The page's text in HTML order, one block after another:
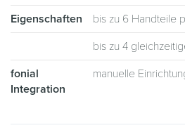
Eigenschaften
bis zu 6 Handteile
bis zu 4
fonial
Integration
manuelle